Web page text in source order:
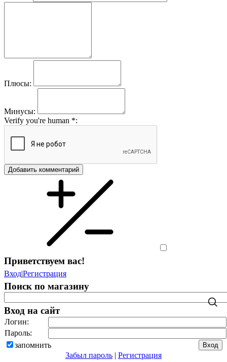
Плюсы:
Минусы:
Verify you're human *:
Добавить комментарий
Приветствуем вас!
Вход|Регистрация
Поиск по магазину
Вход на сайт
Логин:
Пароль:
запомнить
Забыл пароль | Регистрация